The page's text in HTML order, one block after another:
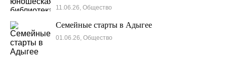
культуры и патриотического воспитания
11.06.26, Общество
Семейные старты в Адыгее
01.06.26, Общество